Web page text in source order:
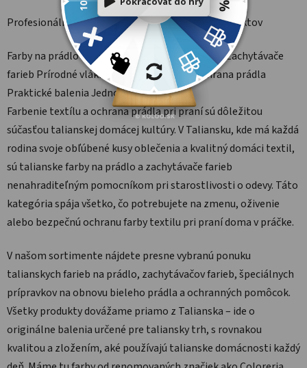
Profesionálne farbenie a ochrana prádla · 24 produktov
Farby na prádlo do práčkyObnova farby textiluZachytávače
farieb Prírodné vláknaTalianske značkyOchrana prádla
Praktické baleniaJednoduché použitie
Farbenie textílu a ochrana prádla pri praní sú dôležitou
súčasťou talianskej domácej kultúry. V Taliansku, kde má každá
rodina svoje obľúbené kusy oblečenia a kvalitný domáci textil,
sú talianske farby na prádlo a zachytávače farieb
nenahraditeľným pomocníkom pri starostlivosti o odevy. Táto
kategória spája všetko, čo potrebujete na zmenu, oživenie
alebo bezpečnú ochranu farby textilu pri praní doma v práčke.
V našom sortimente nájdete presne vybranú ponuku
talianskych farieb na prádlo, zachytávačov farieb, špeciálnych
prípravkov na obnovu bieleho prádla a ochranných pomôcok.
Všetky produkty dovážame priamo z Talianska – ide o
originálne balenia určené pre taliansky trh, s rovnakou
kvalitou a zložením, aké používajú talianske domácnosti každý